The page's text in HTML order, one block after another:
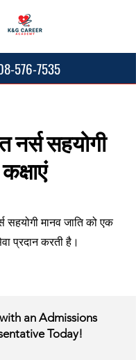
576-7535
नर्स सहयोगी
कक्षाएं
सहयोगी मानव जाति को एक
प्रदान करती है।
an Admissions
Today!